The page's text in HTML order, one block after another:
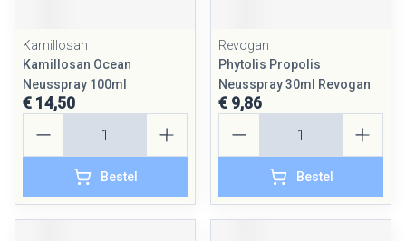
Kamillosan
Kamillosan Ocean
Neusspray 100ml
€ 14,50
Bestel
Revogan
Phytolis Propolis
Neusspray 30ml Revogan
€ 9,86
Bestel